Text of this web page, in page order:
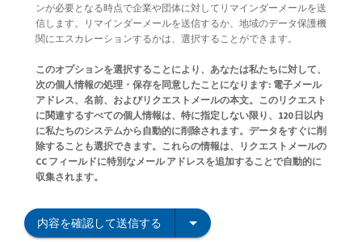
ンが必要となる時点で企業や団体に対してリマインダーメールを送
信します。リマインダーメールを送信するか、地域のデータ保護機
関にエスカレーションするかは、選択することができます。
このオプションを選択することにより、あなたは私たちに対して、
次の個人情報の処理・保存を同意したことになります: 電子メール
アドレス、名前、およびリクエストメールの本文。このリクエスト
に関連するすべての個人情報は、特に指定しない限り、120 日以内
に私たちのシステムから自動的に削除されます。データをすぐに削
除することも選択できます。これらの情報は、リクエストメールの
CC フィールドに特別なメール アドレスを追加することで自動的に
収集されます。
内容を確認して送信する